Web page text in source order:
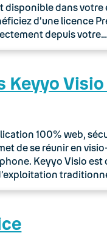
dans votre
d’une licence
depuis votre…
Keyyo
100% web,
de se réunir en
Keyyo Visio est